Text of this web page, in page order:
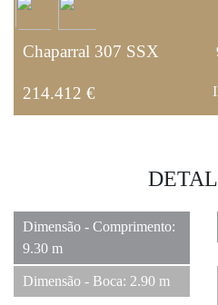
Chaparral 307 SSX
214.412 €
Dimensão - Comprimento:
9.30 m
Dimensão - Boca: 2.90 m